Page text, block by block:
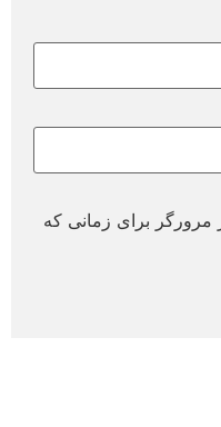
مرورگر برای زمانی که